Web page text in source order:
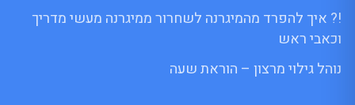
!? איך להפרד מהמיגרנה לשחרור ממיגרנה מעשי מדריך
וכאבי ראש
נוהל גילוי מרצון – הוראת שעה